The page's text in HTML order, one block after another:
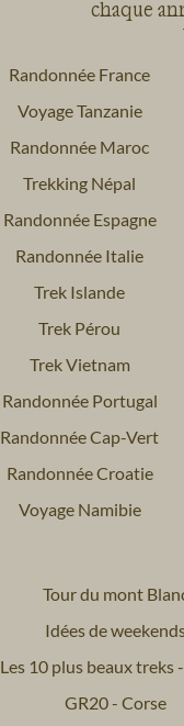
chaque
Randonnée France
Voyage Tanzanie
Randonnée Maroc
Trekking Népal
Randonnée Espagne
Randonnée Italie
Trek Islande
Trek Pérou
Trek Vietnam
Randonnée Portugal
Randonnée Cap-Vert
Randonnée Croatie
Voyage Namibie
Tour du mont
Idées de
Les 10 plus beaux treks
GR20 - Corse